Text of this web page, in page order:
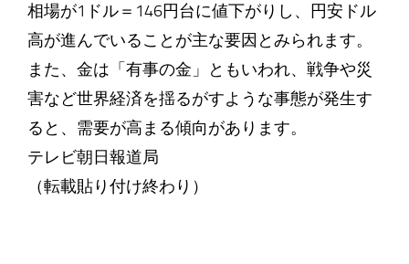
相場が1ドル＝146円台に値下がりし、円安ドル
高が進んでいることが主な要因とみられます。
また、金は「有事の金」ともいわれ、戦争や災
害など世界経済を揺るがすような事態が発生す
ると、需要が高まる傾向があります。
テレビ朝日報道局
（転載貼り付け終わり）